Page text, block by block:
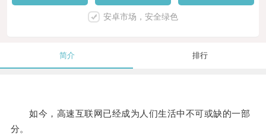
安卓市场，安全绿色
简介 排行
如今，高速互联网已经成为人们生活中不可或缺的一部
分。